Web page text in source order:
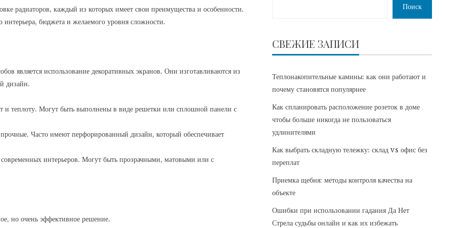
радиаторов, каждый из которых имеет свои преимущества и особенности.
интерьера, бюджета и желаемого уровня сложности.
является использование декоративных экранов. Они изготавливаются из
дизайн.
теплоту. Могут быть выполнены в виде решетки или сплошной панели с
Часто имеют перфорированный дизайн, который обеспечивает
интерьеров. Могут быть прозрачными, матовыми или с
но очень эффективное решение.
Поиск
СВЕЖИЕ ЗАПИСИ
Теплонакопительные камины: как они работают и
почему становятся популярнее
Как спланировать расположение розеток в доме
чтобы больше никогда не пользоваться
удлинителями
Как выбрать складную тележку: склад vs офис без
переплат
Приемка щебня: методы контроля качества на
объекте
Ошибки при использовании гадания Да Нет
Стрела судьбы онлайн и как их избежать